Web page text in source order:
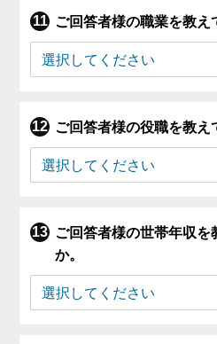
ご回答者様の職業を教え
ご回答者様の役職を教え
ご回答者様の世帯年収を
か。